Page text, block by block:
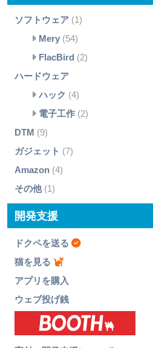
ソフトウェア(1)
Mery(54)
FlacBird (2)
ハードウェア
ハック (4)
電子工作(2)
DTM (9)
ガジェット (7)
Amazon(4)
その他(1)
開発支援
ドクペを送る
猫を見る
アプリを購入
ウェブ投げ銭